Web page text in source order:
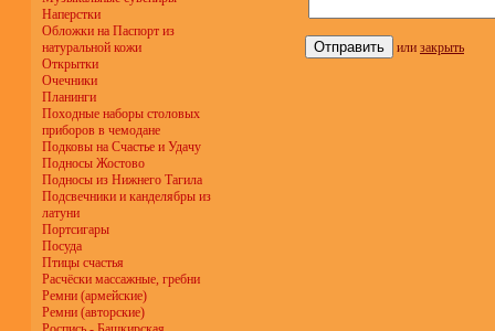
Наперстки
Обложки на Паспорт из
натуральной кожи
Открытки
Очечники
Планинги
Походные наборы столовых
приборов в чемодане
Подковы на Счастье и Удачу
Подносы Жостово
Подносы из Нижнего Тагила
Подсвечники и канделябры из
латуни
Портсигары
Посуда
Птицы счастья
Расчёски массажные, гребни
Ремни (армейские)
Ремни (авторские)
или закрыть